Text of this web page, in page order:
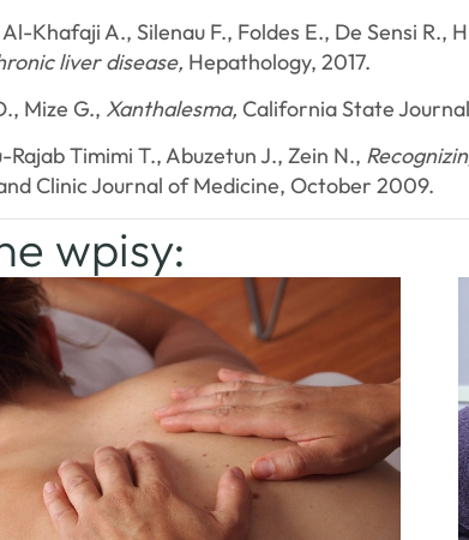
Khafaji A., Silenau F., Foldes E., De Sensi R.,
liver disease, Hepathology, 2017.
Mize G., Xanthalesma, California State Journal
Rajab Timimi T., Abuzetun J., Zein N.,
Clinic Journal of Medicine, October 2009.
wpisy: